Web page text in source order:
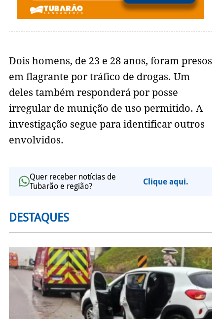
Dois homens, de 23 e 28 anos, foram presos
em flagrante por tráfico de drogas. Um
deles também responderá por posse
irregular de munição de uso permitido. A
investigação segue para identificar outros
envolvidos.
Quer receber notícias de
Tubarão e região?
Clique aqui.
DESTAQUES